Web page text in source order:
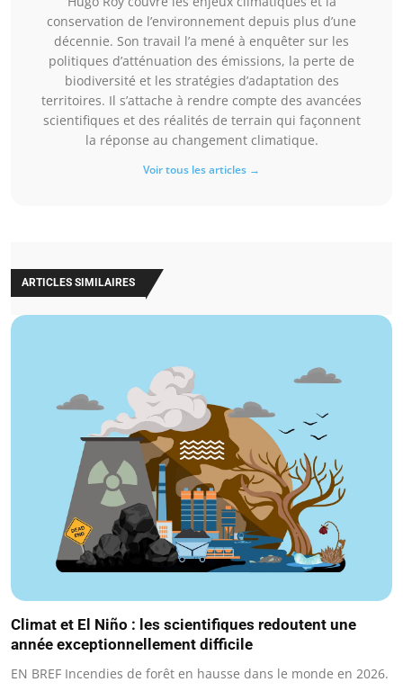
conservation de l’environnement depuis plus d’une
décennie. Son travail l’a mené à enquêter sur les
politiques d’atténuation des émissions, la perte de
biodiversité et les stratégies d’adaptation des
territoires. Il s’attache à rendre compte des avancées
scientifiques et des réalités de terrain qui façonnent
la réponse au changement climatique.
Voir tous les articles →
ARTICLES SIMILAIRES
Climat et El Niño : les scientifiques redoutent une
année exceptionnellement difficile
EN BREF Incendies de forêt en hausse dans le monde en 2026.